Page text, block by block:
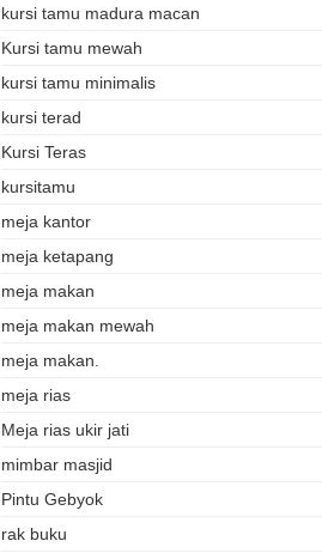
kursi tamu madura macan
Kursi tamu mewah
kursi tamu minimalis
kursi terad
Kursi Teras
kursitamu
meja kantor
meja ketapang
meja makan
meja makan mewah
meja makan.
meja rias
Meja rias ukir jati
mimbar masjid
Pintu Gebyok
rak buku